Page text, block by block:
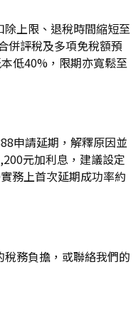
上限、退稅時間縮短至
併評稅及多項免稅額預
低40%，限期亦寬鬆至
申請延期，解釋原因並
元加利息，建議設定
務上首次延期成功率約
務負擔，或聯絡我們的